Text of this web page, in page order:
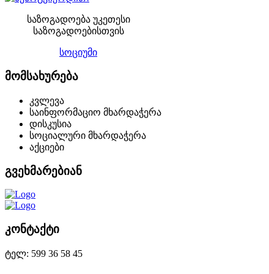
საზოგადოება უკეთესი
საზოგადოებისთვის
სოციუმი
მომსახურება
კვლევა
საინფორმაციო მხარდაჭერა
დისკუსია
სოციალური მხარდაჭერა
აქციები
გვეხმარებიან
კონტაქტი
ტელ: 599 36 58 45